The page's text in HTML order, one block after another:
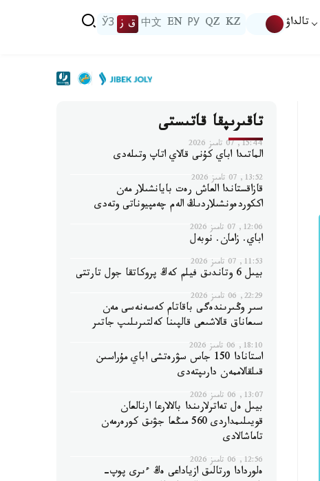
تالداۋ KZ
QZ
РУ
EN
中文 ق ز ЎЗ
تاقىرىپقا قاتىستى
15:44, 07 تامىز 2026
الماتىدا اباي كۇنى قالاي اتاپ وتىلەدى
13:52, 07 تامىز 2026
قازاقستاندا العاش رەت بايانشىلار مەن
اككوردەونشىلاردىڭ الەم چەمپيوناتى وتەدى
12:06, 07 تامىز 2026
اباي. زامان. نوبەل
11:53, 07 تامىز 2026
بيىل 6 وتاندىق فيلم كەڭ پروكاتقا جول تارتتى
22:29, 06 تامىز 2026
سىر وڭىرىندەگى باقاتام كەسەنەسى مەن
سىعاناق قالاشىعى قالپىنا كەلتىرىلىپ جاتىر
18:10, 06 تامىز 2026
استانادا 150 جاس سۋرەتشى اباي مۇراسىن
قىلقالاممەن دارىپتەدى
13:07, 06 تامىز 2026
بيىل ەل تەاترلارىندا بالالارعا ارنالعان
قويىلىمداردى 560 مىڭعا جۋىق كورەرمەن
تاماشالادى
12:56, 06 تامىز 2026
ەلوردادا ورتالىق ازياداعى ەڭ ءىرى پوپ-